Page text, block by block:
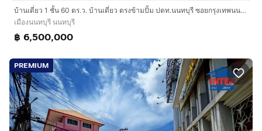
บ้านเดี่ยว 1 ชั้น 60 ตร.ว. บ้านเดี่ยว ตรงข้ามปั้ม ปตท.นนทบุรี ซอยกรุงเทพนนท์14 ถนนนครอินทร์ ถนนกรุงเทพนนท์ เมืองนนทบุรี นนทบุรี
เมืองนนทบุรี นนทบุรี
฿ 6,500,000
PREMIUM